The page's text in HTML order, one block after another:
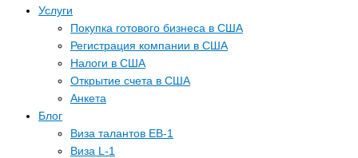
Услуги
Покупка готового бизнеса в США
Регистрация компании в США
Налоги в США
Открытие счета в США
Анкета
Блог
Виза талантов EB-1
Виза L-1